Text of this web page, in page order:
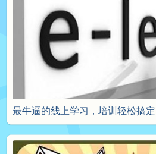
最牛逼的线上学习，培训轻松搞定